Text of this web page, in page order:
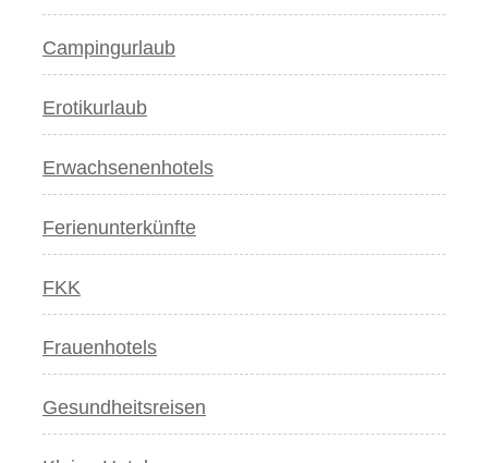
Campingurlaub
Erotikurlaub
Erwachsenenhotels
Ferienunterkünfte
FKK
Frauenhotels
Gesundheitsreisen